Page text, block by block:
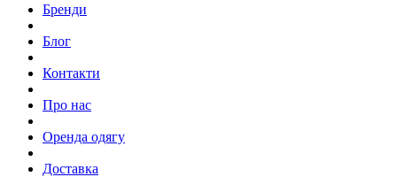
Бренди
Блог
Контакти
Про нас
Оренда одягу
Доставка